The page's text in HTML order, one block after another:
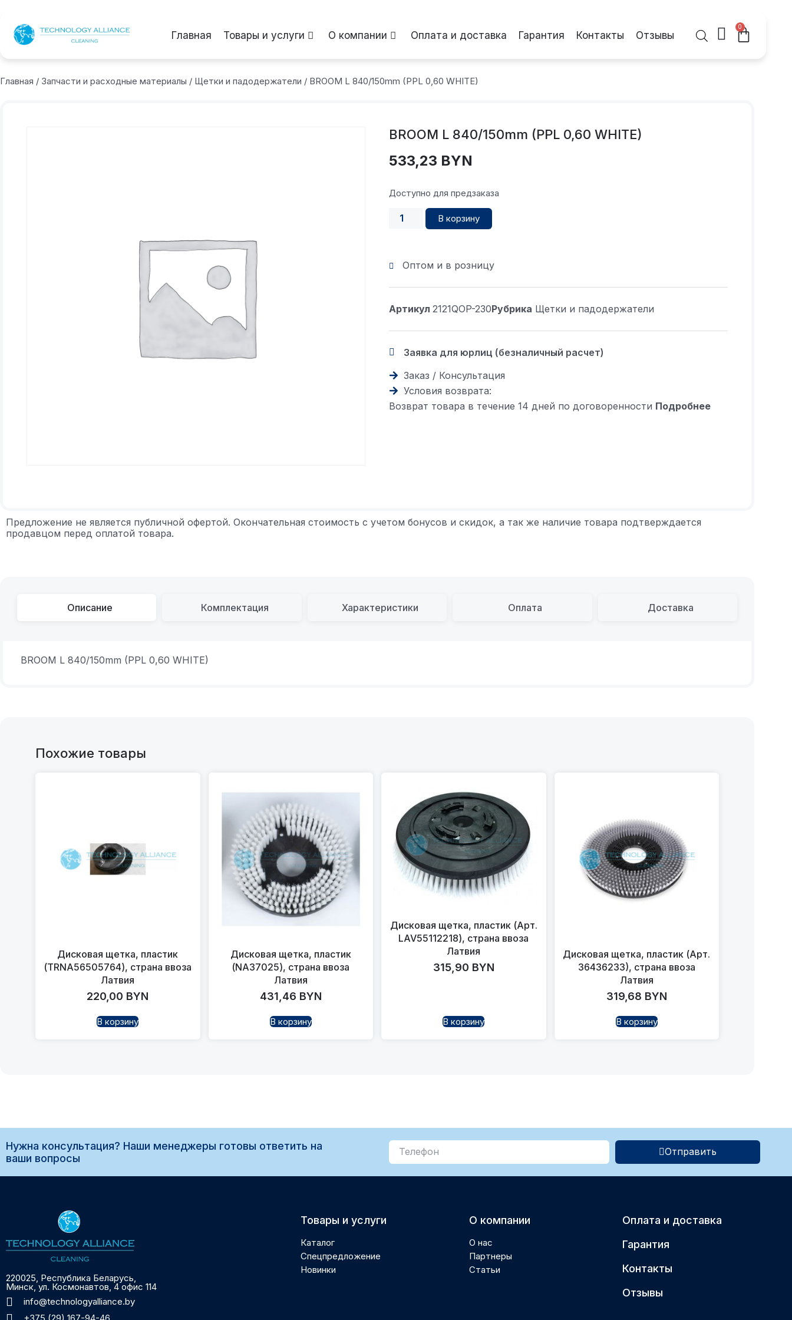
Главная Товары и услуги О компании Оплата и доставка Гарантия Контакты Отзывы
0
Главная / Запчасти и расходные материалы / Щетки и падодержатели / BROOM L 840/150mm (PPL 0,60 WHITE)
BROOM L 840/150mm (PPL 0,60 WHITE)
533,23 BYN
Доступно для предзаказа
В корзину
Оптом и в розницу
Артикул 2121QOP-230Рубрика Щетки и падодержатели
Заявка для юрлиц (безналичный расчет)
Заказ / Консультация
Условия возврата:
Возврат товара в течение 14 дней по договоренности Подробнее
Предложение не является публичной офертой. Окончательная стоимость с учетом бонусов и скидок, а так же наличие товара подтверждается
продавцом перед оплатой товара.
Описание Комплектация Характеристики Оплата Доставка
BROOM L 840/150mm (PPL 0,60 WHITE)
Похожие товары
Дисковая щетка, пластик
(TRNA56505764), страна ввоза
Латвия
220,00 BYN
В корзину
Дисковая щетка, пластик
(NA37025), страна ввоза
Латвия
431,46 BYN
В корзину
Дисковая щетка, пластик (Арт.
LAV55112218), страна ввоза
Латвия
315,90 BYN
В корзину
Дисковая щетка, пластик (Арт.
36436233), страна ввоза
Латвия
319,68 BYN
В корзину
Нужна консультация? Наши менеджеры готовы ответить на
ваши вопросы
Отправить
220025, Республика Беларусь,
Минск, ул. Космонавтов, 4 офис 114
info@technologyalliance.by
Товары и услуги
Каталог
Спецпредложение
Новинки
О компании
О нас
Партнеры
Статьи
Оплата и доставка
Гарантия
Контакты
Отзывы